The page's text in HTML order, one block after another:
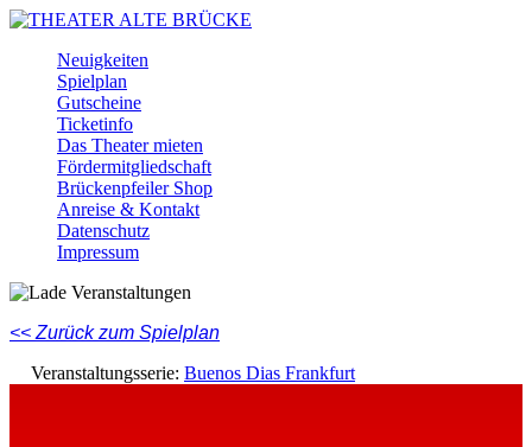
Skip
content
Neuigkeiten
Spielplan
Gutscheine
Ticketinfo
Das Theater mieten
Fördermitgliedschaft
Brückenpfeiler Shop
Anreise & Kontakt
Datenschutz
Impressum
Facebook
Instagram
Youtube
<< Zurück zum Spielplan
Veranstaltungsserie: Buenos Dias Frankfurt